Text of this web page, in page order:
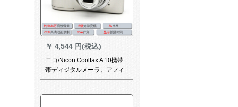
￥ 4,544 円(税込)
ニコ/Nicon Cooltax A 10携帯
帯ディジタルメーラ、アフィ
ス/家庭用カールメット3